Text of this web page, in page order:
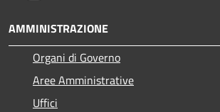
AMMINISTRAZIONE
Organi di Governo
Aree Amministrative
Uffici